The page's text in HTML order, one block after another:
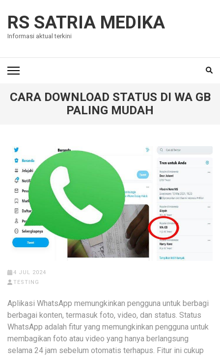
content
(Press
RS SATRIA MEDIKA
Informasi aktual terkini
CARA DOWNLOAD STATUS DI WA GB
PALING MUDAH
4 JUL 2024
TESTING
Aplikasi WhatsApp memungkinkan pengguna untuk berbagi
berbagai konten, termasuk foto, video, dan status. Status
WhatsApp adalah fitur yang memungkinkan pengguna untuk
membagikan foto atau video yang hanya berlangsung
selama 24 jam sebelum otomatis terhapus. Fitur ini cukup